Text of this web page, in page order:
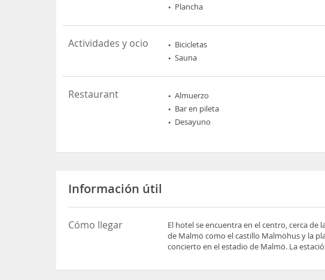
Plancha
Actividades y ocio Bicicletas
Sauna
Restaurant Almuerzo
Bar en pileta
Desayuno
Información útil
Cómo llegar
El hotel se encuentra en el centro, cerca de
de Malmö como el castillo Malmöhus y la
concierto en el estadio de Malmö. La